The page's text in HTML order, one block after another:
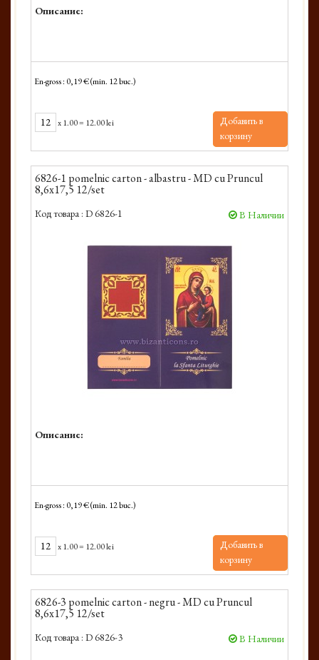
Описание:
En-gross : 0,19 € (min. 12 buc.)
x1.00= 12.00 lei
Добавить в
корзину
6826-1 pomelnic carton - albastru - MD cu Pruncul
8,6x17,5 12/set
Код товара : D 6826-1 В Наличии
Описание:
En-gross : 0,19 € (min. 12 buc.)
x1.00= 12.00 lei
Добавить в
корзину
6826-3 pomelnic carton - negru - MD cu Pruncul
8,6x17,5 12/set
Код товара : D 6826-3 В Наличии